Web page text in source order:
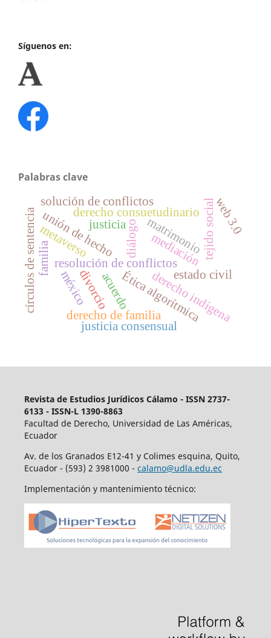
Síguenos en:
Palabras clave
mediación
acuerdo
justiciadiálogo
resolución de conflictos
derecho consuetudinario
derecho indígena
Ética algorítmica
derecho de familia
matrimonio
unión de hecho
divorcio
solución de conflictos
familia estado civil
círculos de sentencia
justicia consensual
tejido social
méxico
web 3.0
metaverso
Revista de Estudios Jurídicos Cálamo - ISSN 2737-
6133 - ISSN-L 1390-8863
Facultad de Derecho, Universidad de Las Américas,
Ecuador
Av. de los Granados E12-41 y Colimes esquina, Quito,
Ecuador - (593) 2 3981000 - calamo@udla.edu.ec
Implementación y mantenimiento técnico: